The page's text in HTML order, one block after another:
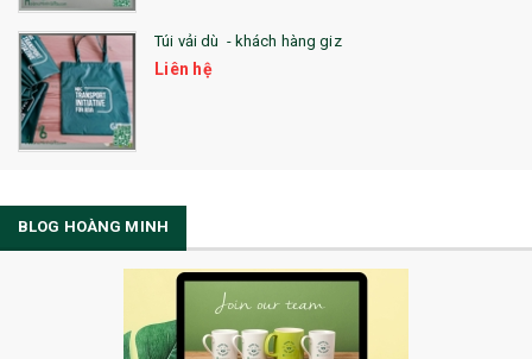
Túi vải dù - khách hàng giz
Liên hệ
BLOG HOÀNG MINH